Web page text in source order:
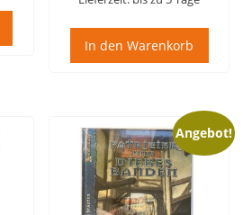
In den Warenkorb
Angebot!